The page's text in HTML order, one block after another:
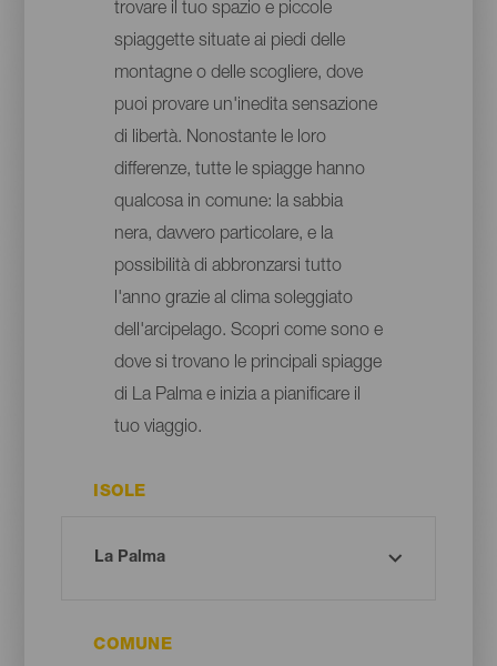
trovare il tuo spazio e piccole
spiaggette situate ai piedi delle
montagne o delle scogliere, dove
puoi provare un'inedita sensazione
di libertà. Nonostante le loro
differenze, tutte le spiagge hanno
qualcosa in comune: la sabbia
nera, davvero particolare, e la
possibilità di abbronzarsi tutto
l'anno grazie al clima soleggiato
dell'arcipelago. Scopri come sono e
dove si trovano le principali spiagge
di La Palma e inizia a pianificare il
tuo viaggio.
ISOLE
COMUNE